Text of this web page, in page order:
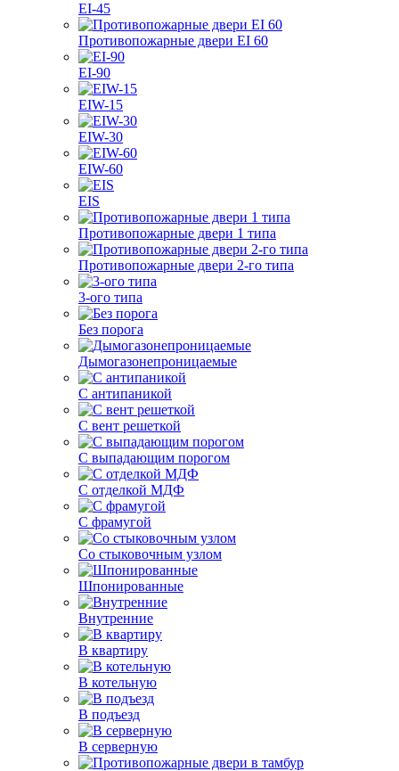
EI-45
Противопожарные двери EI 60
EI-90
EIW-15
EIW-30
EIW-60
EIS
Противопожарные двери 1 типа
Противопожарные двери 2-го типа
3-ого типа
Без порога
Дымогазонепроницаемые
С антипаникой
С вент решеткой
С выпадающим порогом
С отделкой МДФ
С фрамугой
Со стыковочным узлом
Шпонированные
Внутренние
В квартиру
В котельную
В подъезд
В серверную